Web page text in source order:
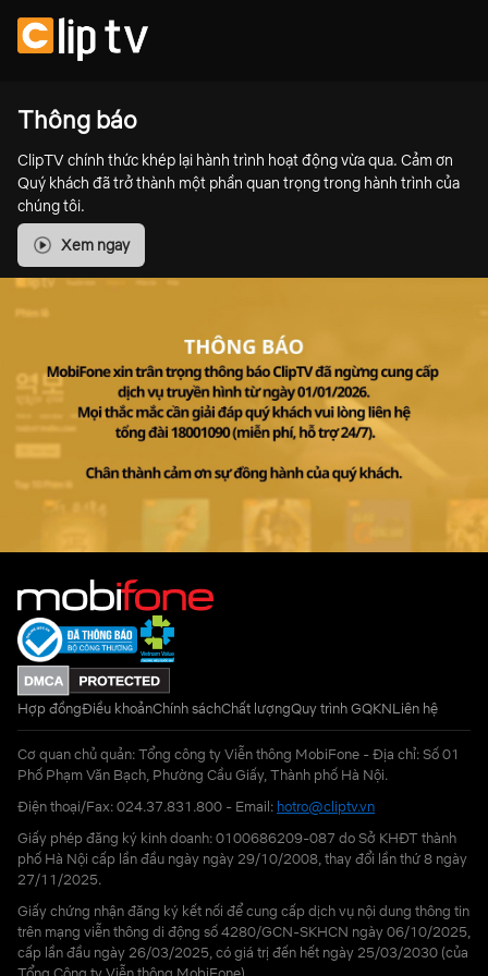
Thông báo
ClipTV chính thức khép lại hành trình hoạt động vừa qua. Cảm ơn
Quý khách đã trở thành một phần quan trọng trong hành trình của
chúng tôi.
Xem ngay
Hợp đồngĐiều khoảnChính sáchChất lượngQuy trình GQKNLiên hệ
Cơ quan chủ quản: Tổng công ty Viễn thông MobiFone - Địa chỉ: Số 01
Phố Phạm Văn Bạch, Phường Cầu Giấy, Thành phố Hà Nội.
Điện thoại/Fax: 024.37.831.800 - Email: hotro@cliptv.vn
Giấy phép đăng ký kinh doanh: 0100686209-087 do Sở KHĐT thành
phố Hà Nội cấp lần đầu ngày ngày 29/10/2008, thay đổi lần thứ 8 ngày
27/11/2025.
Giấy chứng nhận đăng ký kết nối để cung cấp dịch vụ nội dung thông tin
trên mạng viễn thông di động số 4280/GCN-SKHCN ngày 06/10/2025,
cấp lần đầu ngày 26/03/2025, có giá trị đến hết ngày 25/03/2030 (của